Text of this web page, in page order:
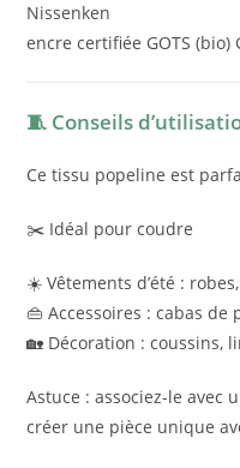
Nissenken
encre certifiée GOTS (bio)
🧵 Conseils
Ce tissu popeline est
✂️ Idéal pour coudre
☀️ Vêtements d’été :
👜 Accessoires : cabas de
🏡 Décoration : coussins,
Astuce : associez-le avec
créer une pièce unique